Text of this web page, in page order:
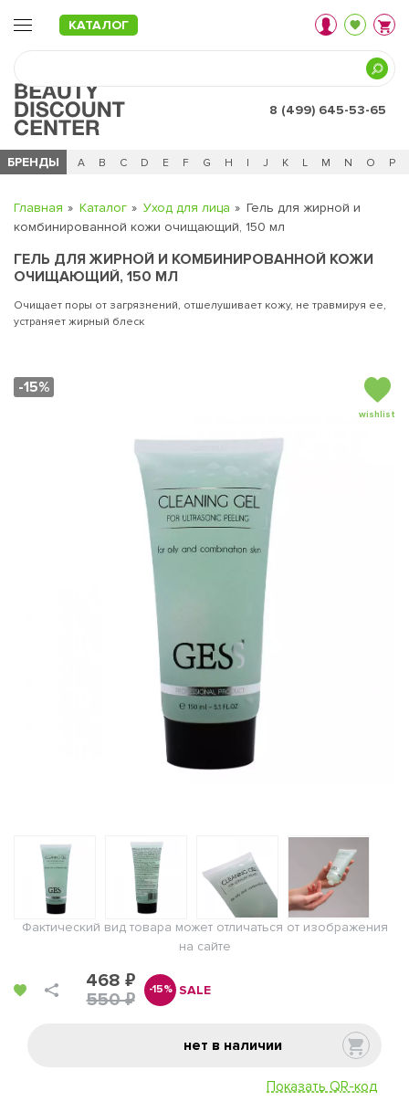
КАТАЛОГ
8 (499) 645-53-65
БРЕНДЫ
Ч 0 - 9 A B C D E F G H I J K L M N O P
Главная Каталог Уход для лица
Гель для жирной и
комбинированной кожи очищающий, 150 мл
ГЕЛЬ ДЛЯ ЖИРНОЙ И КОМБИНИРОВАННОЙ КОЖИ
ОЧИЩАЮЩИЙ, 150 МЛ
Очищает поры от загрязнений, отшелушивает кожу, не травмируя ее,
устраняет жирный блеск
-15%
wishlist
Фактический вид товара может отличаться от изображения
на сайте
468 ₽
550 ₽
-15% SALE
нет в наличии
Показать QR-код